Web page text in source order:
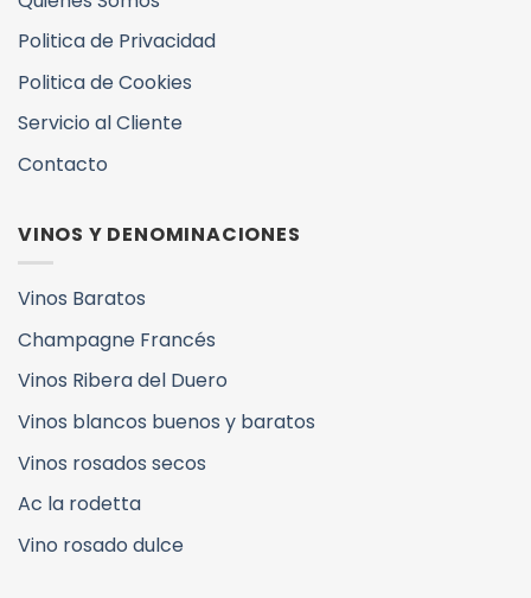
Politica de Privacidad
Politica de Cookies
Servicio al Cliente
Contacto
VINOS Y DENOMINACIONES
Vinos Baratos
Champagne Francés
Vinos Ribera del Duero
Vinos blancos buenos y baratos
Vinos rosados secos
Ac la rodetta
Vino rosado dulce